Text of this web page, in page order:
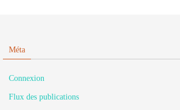
Méta
Connexion
Flux des publications